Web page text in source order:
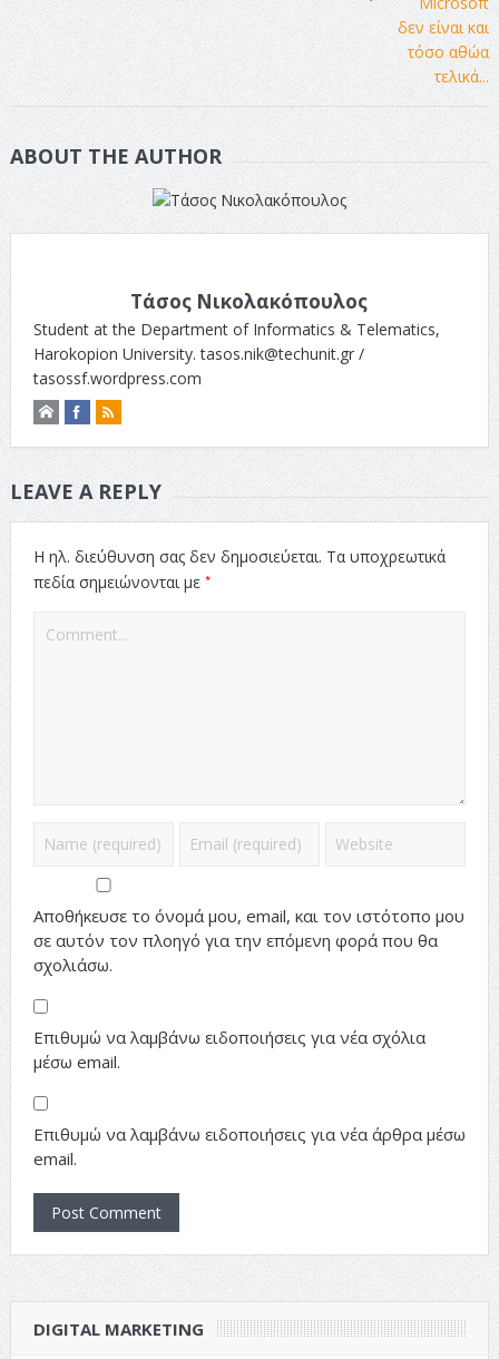
ABOUT THE AUTHOR
Τάσος Νικολακόπουλος
Student at the Department of Informatics & Telematics,
Harokopion University.tasos.nik@techunit.gr/
tasossf.wordpress.com
LEAVE A REPLY
Η ηλ. διεύθυνση σας δεν δημοσιεύεται. Τα υποχρεωτικά
πεδία σημειώνονται με *
Αποθήκευσε το όνομά μου, email, και τον ιστότοπο μου
σε αυτόν τον πλοηγό για την επόμενη φορά που θα
σχολιάσω.
Επιθυμώ να λαμβάνω ειδοποιήσεις για νέα σχόλια
μέσω email.
Επιθυμώ να λαμβάνω ειδοποιήσεις για νέα άρθρα μέσω
email.
DIGITAL MARKETING